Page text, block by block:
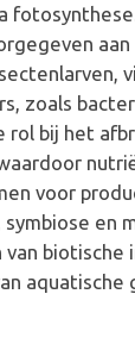
aan
zoals
rol bij het
voor
en
van biotische
aquatische